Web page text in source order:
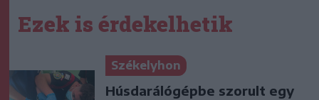
Ezek is érdekelhetik
Székelyhon
Húsdarálógépbe szorult egy